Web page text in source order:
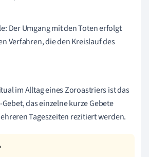
Der Umgang mit den Toten erfolgt
Verfahren, die den Kreislauf des
im Alltag eines Zoroastriers ist das
-Gebet, das einzelne kurze Gebete
Tageszeiten rezitiert werden.